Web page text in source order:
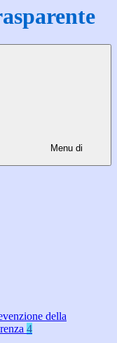
Menu di
della
4